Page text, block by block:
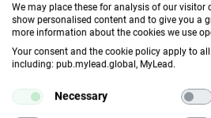
Mobile Geräte
Desktop
Conversion-Typ
We may place these for analysis of our visitor
show personalised content and to give you a
more information about the cookies we use
Your consent and the cookie policy apply to
including: pub.mylead.global, MyLead.
Necessary